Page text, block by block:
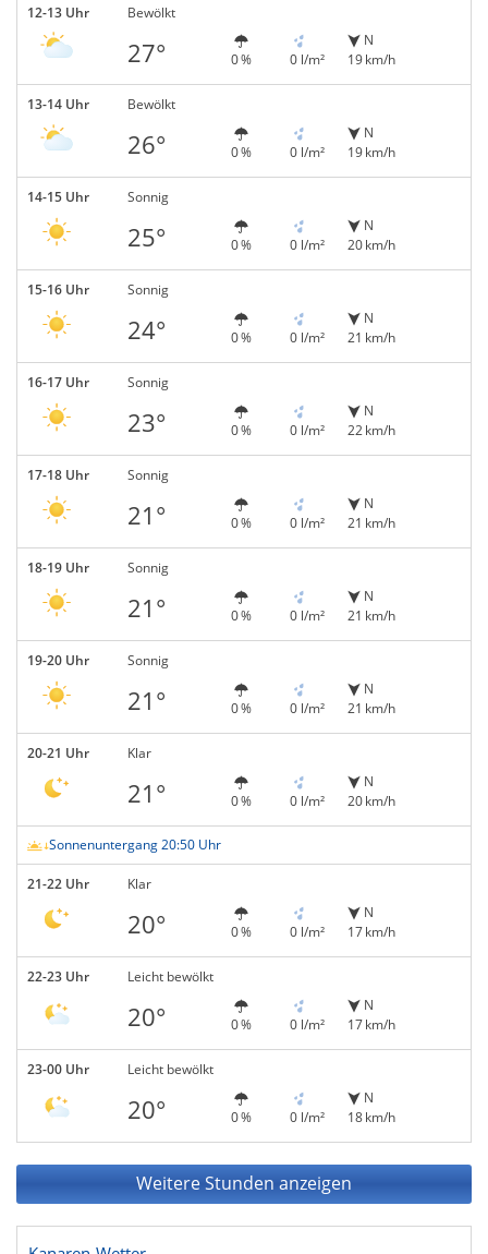
12-13 Uhr Bewölkt
27° 0 % 0 l/m²
N
19 km/h
13-14 Uhr Bewölkt
26° 0 % 0 l/m²
N
19 km/h
14-15 Uhr Sonnig
25° 0 % 0 l/m²
N
20 km/h
15-16 Uhr Sonnig
24° 0 % 0 l/m²
N
21 km/h
16-17 Uhr Sonnig
23° 0 % 0 l/m²
N
22 km/h
17-18 Uhr Sonnig
21° 0 % 0 l/m²
N
21 km/h
18-19 Uhr Sonnig
21° 0 % 0 l/m²
N
21 km/h
19-20 Uhr Sonnig
21° 0 % 0 l/m²
N
21 km/h
20-21 Uhr Klar
21° 0 % 0 l/m²
N
20 km/h
Sonnenuntergang 20:50 Uhr
21-22 Uhr Klar
20° 0 % 0 l/m²
N
17 km/h
22-23 Uhr Leicht bewölkt
20° 0 % 0 l/m²
N
17 km/h
23-00 Uhr Leicht bewölkt
20° 0 % 0 l/m²
N
18 km/h
Weitere Stunden anzeigen